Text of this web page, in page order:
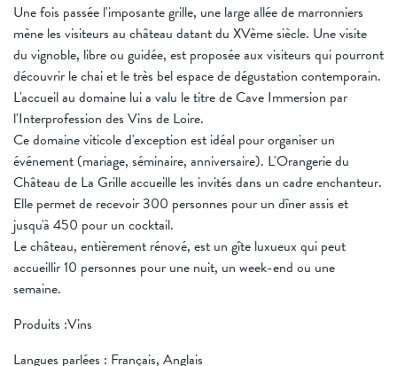
Une fois passée l'imposante grille, une large allée de marronniers
mène les visiteurs au château datant du XVème siècle. Une visite
du vignoble, libre ou guidée, est proposée aux visiteurs qui pourront
découvrir le chai et le très bel espace de dégustation contemporain.
L'accueil au domaine lui a valu le titre de Cave Immersion par
l'Interprofession des Vins de Loire.
Ce domaine viticole d'exception est idéal pour organiser un
événement (mariage, séminaire, anniversaire). L'Orangerie du
Château de La Grille accueille les invités dans un cadre enchanteur.
Elle permet de recevoir 300 personnes pour un dîner assis et
jusqu'à 450 pour un cocktail.
Le château, entièrement rénové, est un gîte luxueux qui peut
accueillir 10 personnes pour une nuit, un week-end ou une
semaine.
Produits :Vins
Langues parlées : Français, Anglais